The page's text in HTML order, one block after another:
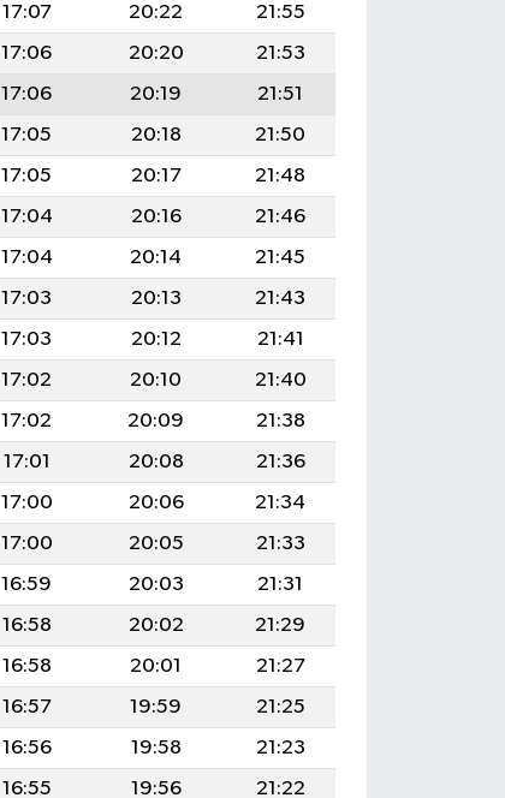
17:07 20:22
21:55
17:06 20:20
21:53
17:06 20:19
21:51
17:05 20:18
21:50
17:05 20:17
21:48
17:04 20:16
21:46
17:04 20:14
21:45
17:03 20:13
21:43
17:03 20:12
21:41
17:02 20:10
21:40
17:02 20:09
21:38
17:01 20:08
21:36
17:00 20:06
21:34
17:00 20:05
21:33
16:59 20:03
21:31
16:58 20:02
21:29
16:58 20:01
21:27
16:57 19:59
21:25
16:56 19:58
21:23
16:55 19:56
21:22